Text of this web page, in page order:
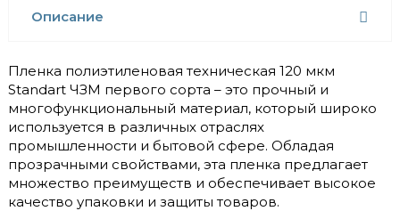
Описание
Пленка полиэтиленовая техническая 120 мкм
Standart ЧЗМ первого сорта – это прочный и
многофункциональный материал, который широко
используется в различных отраслях
промышленности и бытовой сфере. Обладая
прозрачными свойствами, эта пленка предлагает
множество преимуществ и обеспечивает высокое
качество упаковки и защиты товаров.